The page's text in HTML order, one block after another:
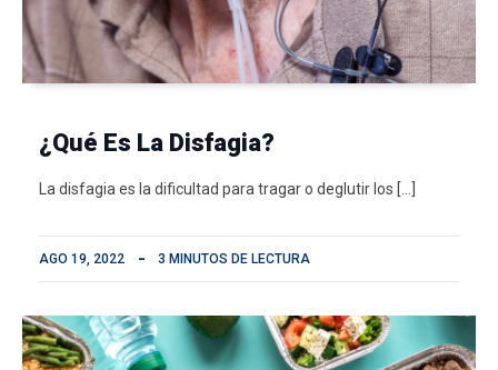
¿Qué Es La Disfagia?
La disfagia es la dificultad para tragar o deglutir los […]
AGO 19, 2022 3 MINUTOS DE LECTURA